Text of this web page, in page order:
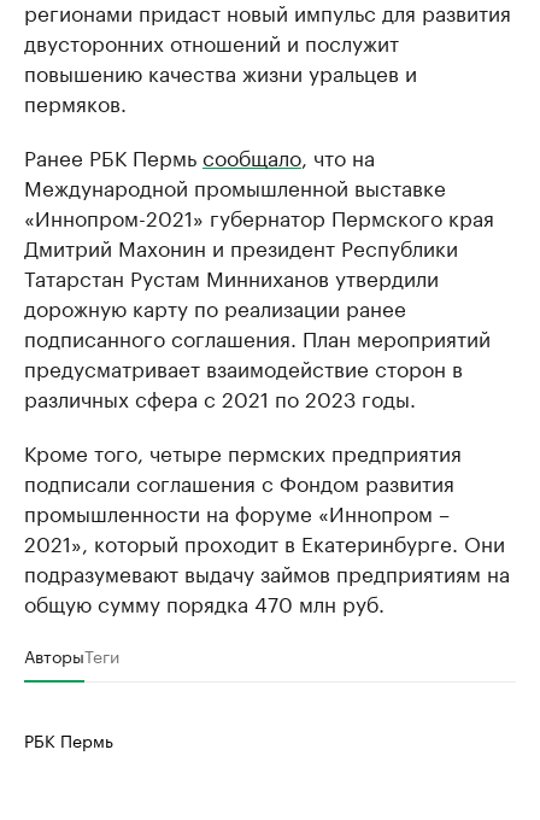
регионами придаст новый импульс для развития
двусторонних отношений и послужит
повышению качества жизни уральцев и
пермяков.
Ранее РБК Пермьсообщало , что на
Международной промышленной выставке
«Иннопром-2021» губернатор Пермского края
Дмитрий Махонин и президент Республики
Татарстан Рустам Минниханов утвердили
дорожную карту по реализации ранее
подписанного соглашения. План мероприятий
предусматривает взаимодействие сторон в
различных сфера с 2021 по 2023 годы.
Кроме того, четыре пермских предприятия
подписали соглашения с Фондом развития
промышленности на форуме «Иннопром –
2021», который проходит в Екатеринбурге. Они
подразумевают выдачу займов предприятиям на
общую сумму порядка 470 млн руб.
АвторыТеги
РБК Пермь